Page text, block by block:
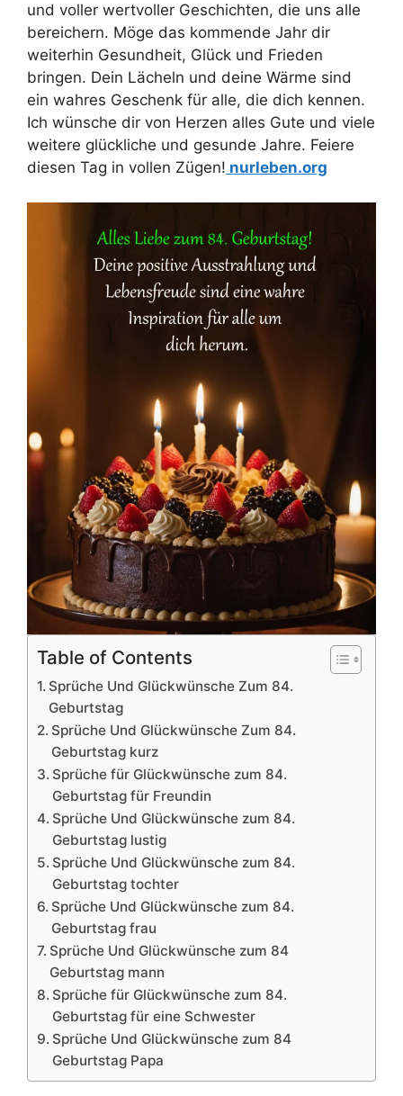
und voller wertvoller Geschichten, die uns alle
bereichern. Möge das kommende Jahr dir
weiterhin Gesundheit, Glück und Frieden
bringen. Dein Lächeln und deine Wärme sind
ein wahres Geschenk für alle, die dich kennen.
Ich wünsche dir von Herzen alles Gute und viele
weitere glückliche und gesunde Jahre. Feiere
diesen Tag in vollen Zügen! nurleben.org
Table of Contents
Sprüche Und Glückwünsche Zum 84.
Geburtstag
Sprüche Und Glückwünsche Zum 84.
Geburtstag kurz
Sprüche für Glückwünsche zum 84.
Geburtstag für Freundin
Sprüche Und Glückwünsche zum 84.
Geburtstag lustig
Sprüche Und Glückwünsche zum 84.
Geburtstag tochter
Sprüche Und Glückwünsche zum 84.
Geburtstag frau
Sprüche Und Glückwünsche zum 84
Geburtstag mann
Sprüche für Glückwünsche zum 84.
Geburtstag für eine Schwester
Sprüche Und Glückwünsche zum 84
Geburtstag Papa